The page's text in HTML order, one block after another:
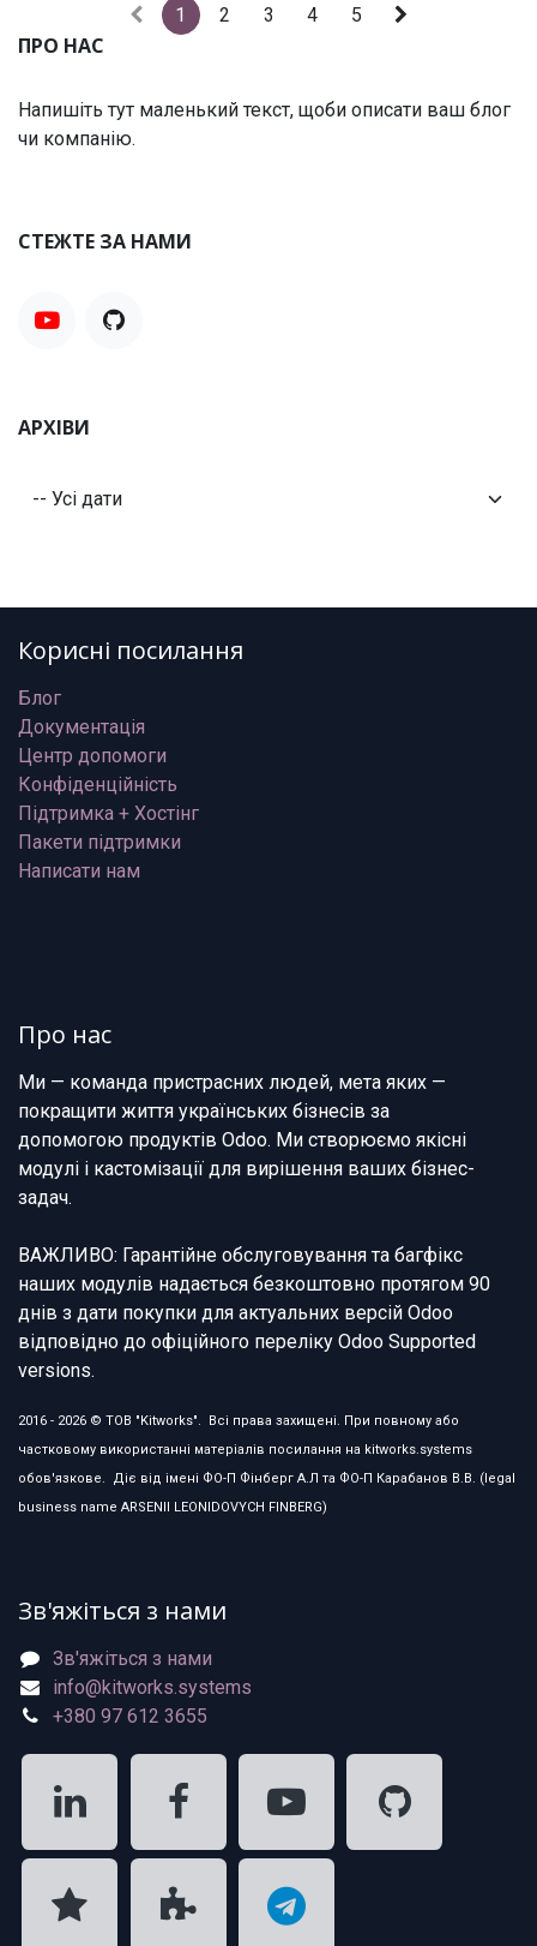
1 2 3 4 5
ПРО НАС
Напишіть тут маленький текст, щоби описати ваш блог
чи компанію.
СТЕЖТЕ ЗА НАМИ
АРХІВИ
Корисні посилання
Блог
Документація
Центр допомоги
Конфіденційність
Підтримка + Хостінг
Пакети підтримки
Написати нам
Про нас
Ми — команда пристрасних людей, мета яких —
покращити життя українських бізнесів за
допомогою продуктів Odoo. Ми створюємо якісні
модулі і кастомізації для вирішення ваших бізнес-
задач.
ВАЖЛИВО: Гарантійне обслуговування та багфікс
наших модулів надається безкоштовно протягом 90
днів з дати покупки для актуальних версій Odoo
відповідно до офіційного переліку Odoo Supported
versions.
2016 - 2026 © ТОВ "Kitworks". Всі права захищені. При повному або
частковому використанні матеріалів посилання на kitworks.systems
обов'язкове. Діє від імені ФО-П Фінберг А.Л та ФО-П Карабанов В.В. (legal
business name ARSENII LEONIDOVYCH FINBERG)
Зв'яжіться з нами
Зв'яжіться з нами
info@kitworks.systems
+380 97 612 3655